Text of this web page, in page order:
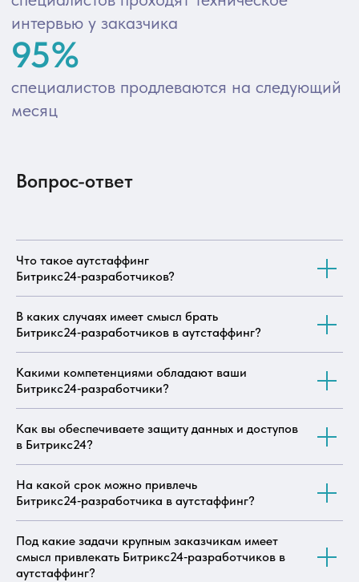
Вопрос-ответ
Что такое аутстаффинг
Битрикс24‑разработчиков?
В каких случаях имеет смысл брать
Битрикс24‑разработчиков в аутстаффинг?
Какими компетенциями обладают ваши
Битрикс24‑разработчики?
Как вы обеспечиваете защиту данных и доступов
в Битрикс24?
На какой срок можно привлечь
Битрикс24‑разработчика в аутстаффинг?
Под какие задачи крупным заказчикам имеет
смысл привлекать Битрикс24‑разработчиков в
аутстаффинг?